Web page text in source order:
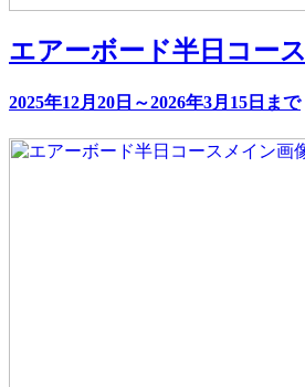
エアーボード半日コース
2025年12月20日～2026年3月15日まで